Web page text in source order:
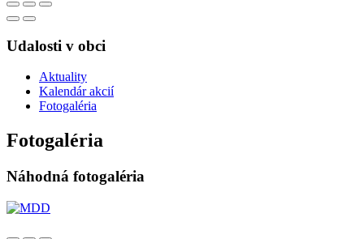
Udalosti v obci
Aktuality
Kalendár akcií
Fotogaléria
Fotogaléria
Náhodná fotogaléria